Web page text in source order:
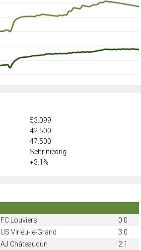
53.099
42.500
47.500
Sehr niedrig
+3.1%
FC Louviers
0:0
US Virieu-le-Grand
3:0
AJ Châteaudun
2:1